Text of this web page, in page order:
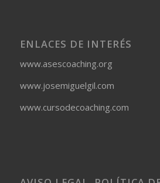
ENLACES DE INTERÉS
www.asescoaching.org
www.josemiguelgil.com
www.cursodecoaching.com